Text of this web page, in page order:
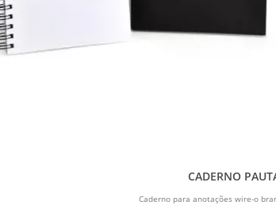
CADERNO
Caderno para anotações wire-o